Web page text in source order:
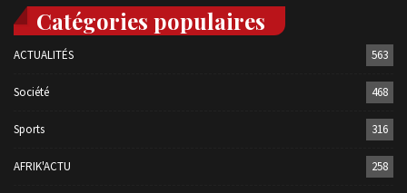
Catégories populaires
ACTUALITÉS 563
Société 468
Sports 316
AFRIK'ACTU 258